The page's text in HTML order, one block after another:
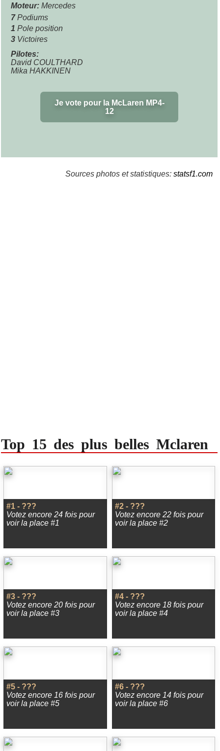
Moteur: Mercedes
7Podiums
1 Pole position
3 Victoires
Pilotes:
David COULTHARD
Mika HAKKINEN
Je vote pour la McLaren MP4-
12
Sources photos et statistiques: statsf1.com
Top 15 des plus belles Mclaren
#1 - ???
Votez encore 24 fois pour
voir la place #1
#2 - ???
Votez encore 22 fois pour
voir la place #2
#3 - ???
Votez encore 20 fois pour
voir la place #3
#4 - ???
Votez encore 18 fois pour
voir la place #4
#5 - ???
Votez encore 16 fois pour
voir la place #5
#6 - ???
Votez encore 14 fois pour
voir la place #6